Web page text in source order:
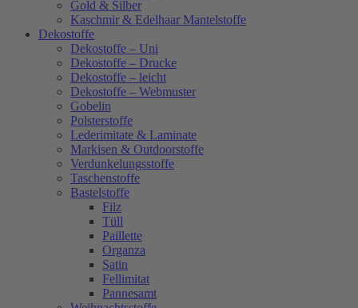
Gold & Silber
Kaschmir & Edelhaar Mantelstoffe
Dekostoffe
Dekostoffe – Uni
Dekostoffe – Drucke
Dekostoffe – leicht
Dekostoffe – Webmuster
Gobelin
Polsterstoffe
Lederimitate & Laminate
Markisen & Outdoorstoffe
Verdunkelungsstoffe
Taschenstoffe
Bastelstoffe
Filz
Tüll
Paillette
Organza
Satin
Fellimitat
Pannesamt